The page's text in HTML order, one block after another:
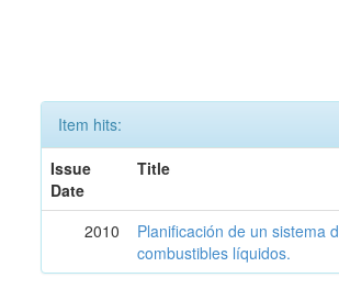
Item hits:
Issue
Date
Title
2010
Planificación de un sistema
combustibles líquidos.